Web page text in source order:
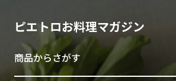
ピエトロお料理マガジン
商品からさがす